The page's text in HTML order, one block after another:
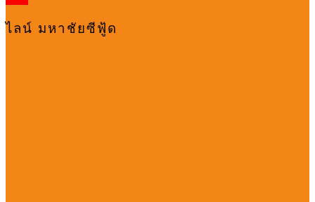
ไลน์ มหาชัยซีฟู้ด